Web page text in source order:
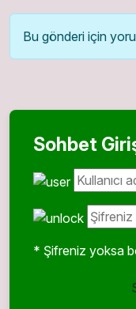
Bu gönderi için
Sohbet
* Şifreniz yoksa